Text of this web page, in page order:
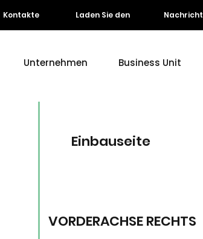
Unternehmen Business Unit
Kontakte Laden Sie den Nachricht
Einbauseite
VORDERACHSE RECHTS